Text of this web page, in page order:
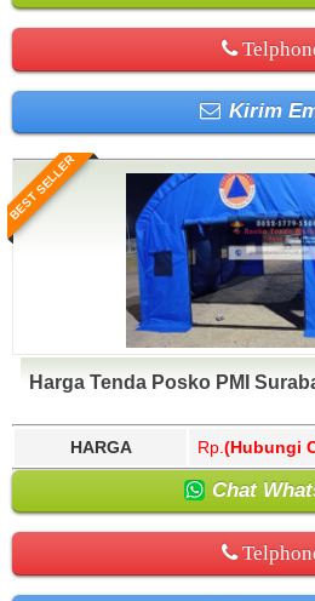
Kirim
BEST SELLER
Harga Tenda Posko PMI
HARGA Rp. (Hubungi
Chat